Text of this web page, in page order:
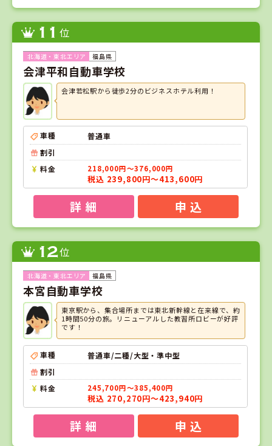
11 位
福島県
会津平和自動車学校
会津若松駅から徒歩2分のビジネスホテル利用！
車種
普通車
割引
料金
218,000円～376,000円
税込 239,800円～413,600円
詳 細 申 込
12位
福島県
本宮自動車学校
東京駅から、集合場所までは東北新幹線と在来線で、約
1時間50分の旅。リニューアルした教習所ロビーが好評
です！
車種
普通車/二種/大型・準中型
割引
料金
245,700円～385,400円
税込 270,270円～423,940円
詳 細 申 込